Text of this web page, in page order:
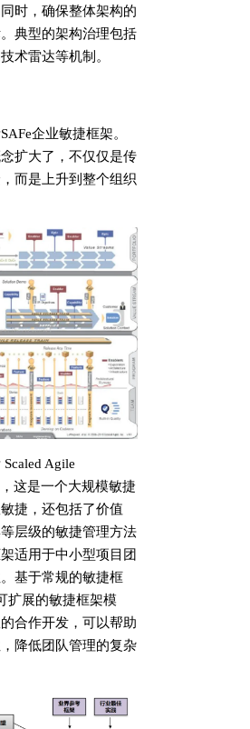
时，确保整体架构的
典型的架构治理包括
术雷达等机制。
企业敏捷框架。
扩大了，不仅仅是传
而是上升到整个组织
Agile
这是一个大规模敏捷
捷，还包括了价值
层级的敏捷管理方法
适用于中小型项目团
基于常规的敏捷框
扩展的敏捷框架模
合作开发，可以帮助
降低团队管理的复杂